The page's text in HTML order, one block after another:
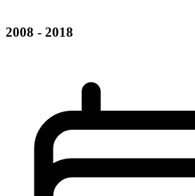
2008 - 2018